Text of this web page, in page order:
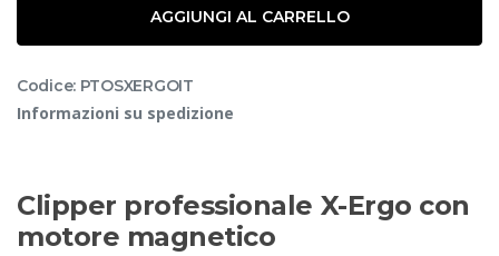
AGGIUNGI AL CARRELLO
Codice: PTOSXERGOIT
Informazioni su spedizione
Clipper professionale X-Ergo con
motore magnetico